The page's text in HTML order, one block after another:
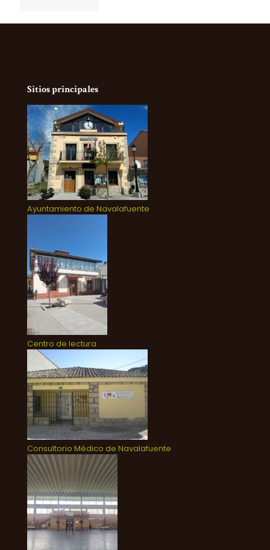
Sitios principales
Ayuntamiento de Navalafuente
Centro de lectura
Consultorio Médico de Navalafuente